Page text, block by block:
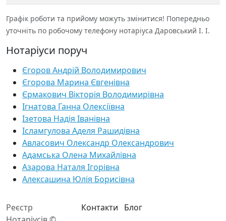
Графік роботи та прийому можуть змінитися! Попередньо
уточніть по робочому телефону нотаріуса Даровський І. І.
Нотаріуси поруч
Єгоров Андрій Володимирович
Єгорова Марина Євгенівна
Єрмакович Вікторія Володимирівна
Ігнатова Ганна Олексіївна
Ізетова Надія Іванівна
Ісламгулова Аделя Рашидівна
Авласович Олександр Олександрович
Адамська Олена Михайлівна
Азарова Наталя Ігорівна
Алексашина Юлія Борисівна
Реєстр
Контакти Блог